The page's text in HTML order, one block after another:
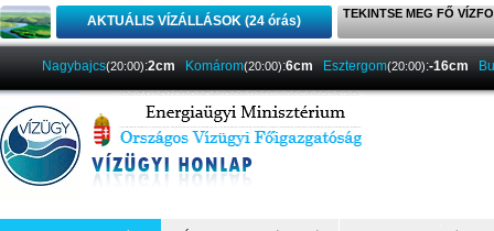
AKTUÁLIS VÍZÁLLÁSOK (24 órás) TEKINTSE MEG FŐ
Nagybajcs(20:00):2cm Komárom(20:00):6cm Esztergom(20:00):-16cm